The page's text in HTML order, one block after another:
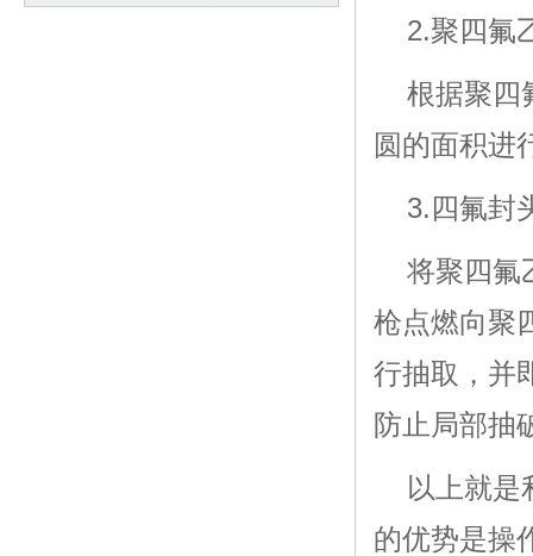
2.聚四氟
根据聚四
圆的面积进
3. 四氟封
将聚四氟
枪点燃向聚
行抽取，并
防止局部抽
以上就
的优势是操